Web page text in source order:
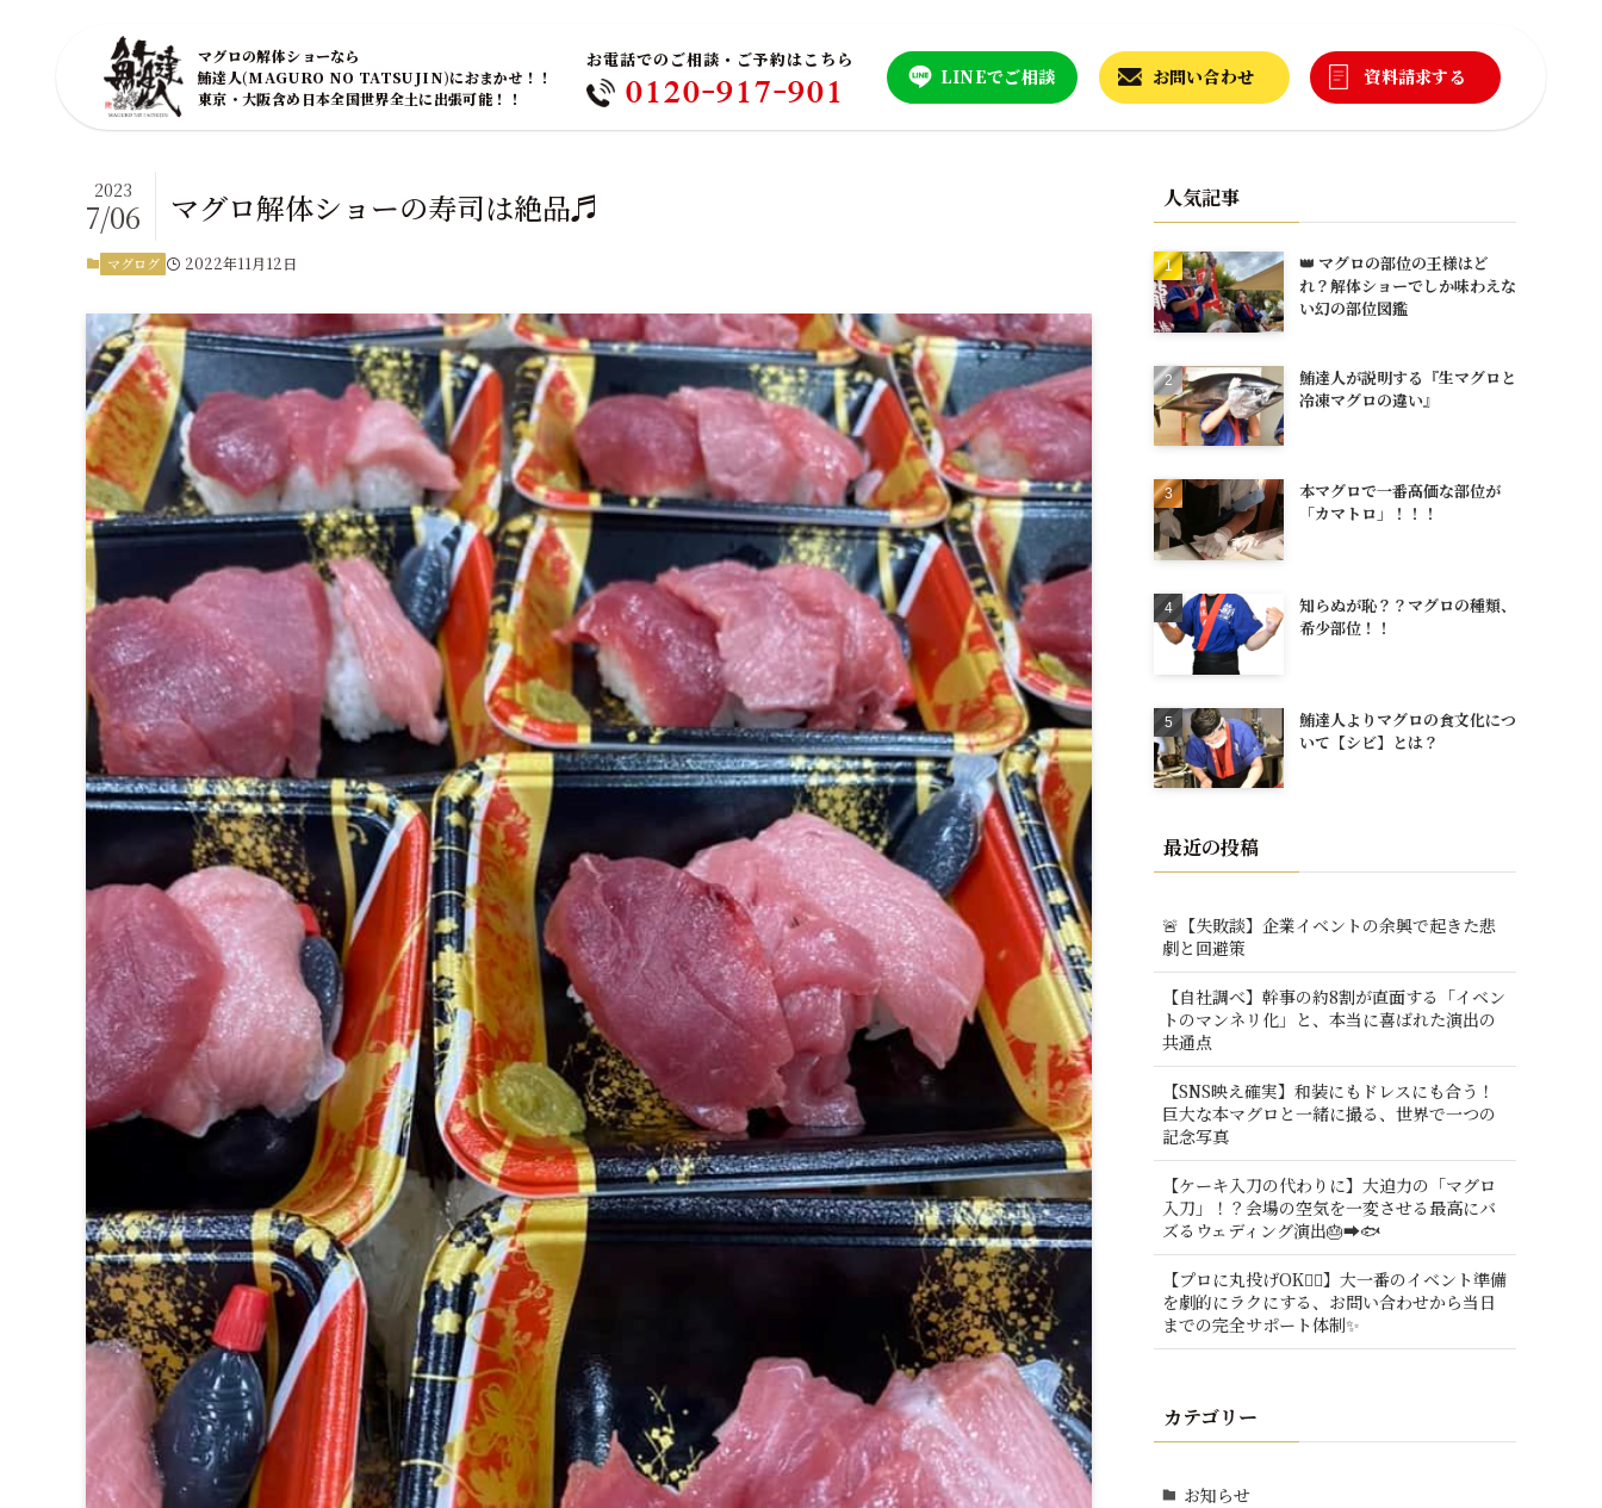
マグロの解体ショーなら
鮪達人(MAGURO NO TATSUJIN)におまかせ！！
東京・大阪含め日本全国世界全土に出張可能！！
お電話でのご相談・ご予約はこちら
0120-917-901 LINEでご相談 お問い合わせ 資料請求する
マグロ解体ショーの寿司は絶品♬
2023
7/06
マグログ 2022年11月12日
人気記事
👑 マグロの部位の王様はど
れ？解体ショーでしか味わえな
い幻の部位図鑑
鮪達人が説明する『生マグロと
冷凍マグロの違い』
本マグロで一番高価な部位が
「カマトロ」！！！
知らぬが恥？？マグロの種類、
希少部位！！
鮪達人よりマグロの食文化につ
いて【シビ】とは？
最近の投稿
🚨【失敗談】企業イベントの余興で起きた悲
劇と回避策
【自社調べ】幹事の約8割が直面する「イベン
トのマンネリ化」と、本当に喜ばれた演出の
共通点
【SNS映え確実】和装にもドレスにも合う！
巨大な本マグロと一緒に撮る、世界で一つの
記念写真
【ケーキ入刀の代わりに】大迫力の「マグロ
入刀」！？会場の空気を一変させる最高にバ
ズるウェディング演出🎂➡️🐟
【プロに丸投げOK🙆‍♂️】大一番のイベント準備
を劇的にラクにする、お問い合わせから当日
までの完全サポート体制✨
カテゴリー
お知らせ